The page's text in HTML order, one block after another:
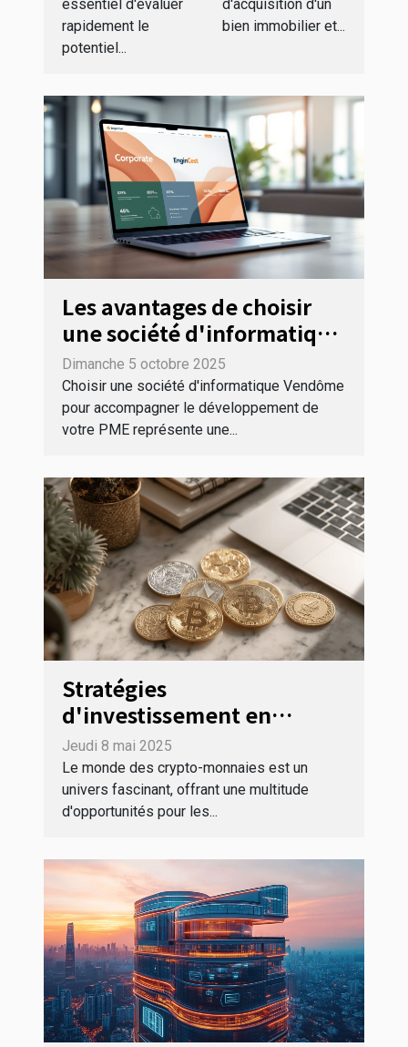
essentiel d'évaluer
rapidement le
potentiel...
d'acquisition d'un
bien immobilier et...
Les avantages de choisir
une société d'informatique
Vendôme pour votre PME
Dimanche 5 octobre 2025
Choisir une société d'informatique Vendôme
pour accompagner le développement de
votre PME représente une...
Stratégies
d'investissement en
crypto-monnaies pour les
débutants quelles options
choisir pour un portefeuille
diversifié
Jeudi 8 mai 2025
Le monde des crypto-monnaies est un
univers fascinant, offrant une multitude
d'opportunités pour les...